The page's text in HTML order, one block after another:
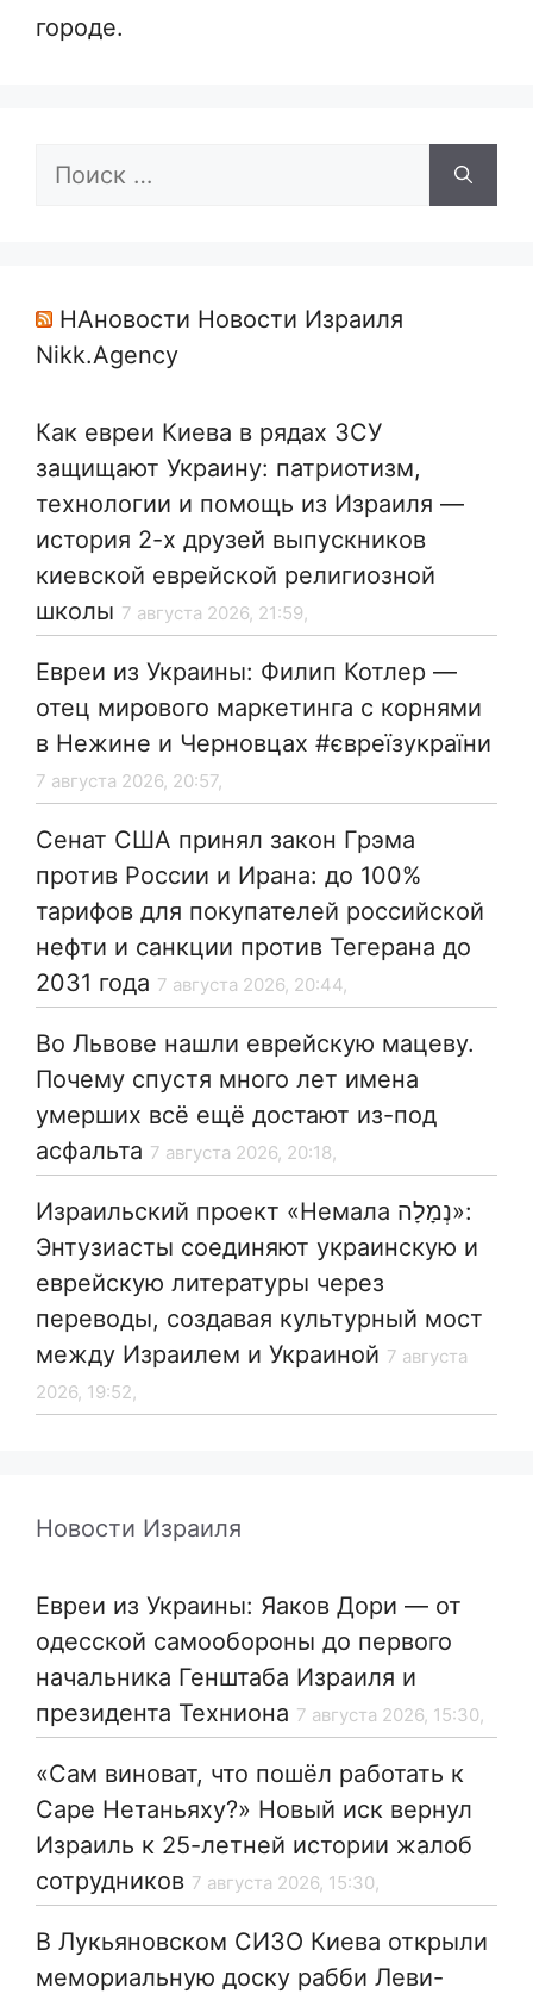
городе.
Поиск:
НАновости Новости Израиля
Nikk.Agency
Как евреи Киева в рядах ЗСУ
защищают Украину: патриотизм,
технологии и помощь из Израиля —
история 2-х друзей выпускников
киевской еврейской религиозной
школы 7 августа 2026, 21:59,
Евреи из Украины: Филип Котлер —
отец мирового маркетинга с корнями
в Нежине и Черновцах #євреїзукраїни
7 августа 2026, 20:57,
Сенат США принял закон Грэма
против России и Ирана: до 100%
тарифов для покупателей российской
нефти и санкции против Тегерана до
2031 года 7 августа 2026, 20:44,
Во Львове нашли еврейскую мацеву.
Почему спустя много лет имена
умерших всё ещё достают из-под
асфальта 7 августа 2026, 20:18,
Израильский проект «Немала נְמָלָה»:
Энтузиасты соединяют украинскую и
еврейскую литературы через
переводы, создавая культурный мост
между Израилем и Украиной 7 августа
2026, 19:52,
Новости Израиля
Евреи из Украины: Яаков Дори — от
одесской самообороны до первого
начальника Генштаба Израиля и
президента Техниона 7 августа 2026, 15:30,
«Сам виноват, что пошёл работать к
Саре Нетаньяху?» Новый иск вернул
Израиль к 25-летней истории жалоб
сотрудников 7 августа 2026, 15:30,
В Лукьяновском СИЗО Киева открыли
мемориальную доску рабби Леви-